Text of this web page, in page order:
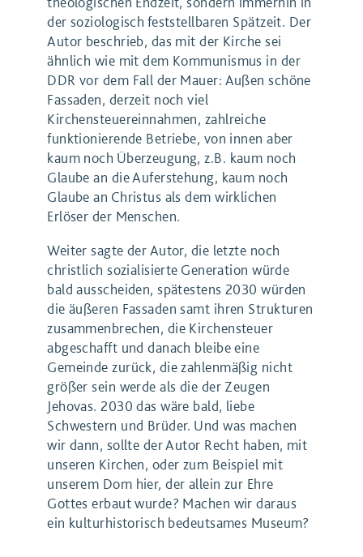
der soziologisch feststellbaren Spätzeit. Der
Autor beschrieb, das mit der Kirche sei
ähnlich wie mit dem Kommunismus in der
DDR vor dem Fall der Mauer: Außen schöne
Fassaden, derzeit noch viel
Kirchensteuereinnahmen, zahlreiche
funktionierende Betriebe, von innen aber
kaum noch Überzeugung, z.B. kaum noch
Glaube an die Auferstehung, kaum noch
Glaube an Christus als dem wirklichen
Erlöser der Menschen.
Weiter sagte der Autor, die letzte noch
christlich sozialisierte Generation würde
bald ausscheiden, spätestens 2030 würden
die äußeren Fassaden samt ihren Strukturen
zusammenbrechen, die Kirchensteuer
abgeschafft und danach bleibe eine
Gemeinde zurück, die zahlenmäßig nicht
größer sein werde als die der Zeugen
Jehovas. 2030 das wäre bald, liebe
Schwestern und Brüder. Und was machen
wir dann, sollte der Autor Recht haben, mit
unseren Kirchen, oder zum Beispiel mit
unserem Dom hier, der allein zur Ehre
Gottes erbaut wurde? Machen wir daraus
ein kulturhistorisch bedeutsames Museum?